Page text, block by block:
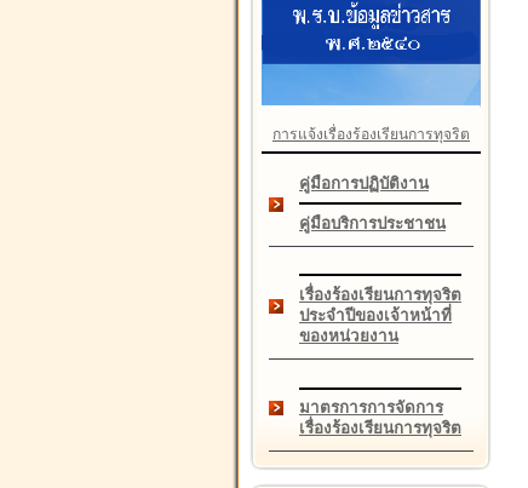
การแจ้งเรื่องร้องเรียนการทุจริต
คู่มือการปฏิบัติงาน
คู่มือบริการประชาชน
เรื่องร้องเรียนการทุจริต
ประจำปีของเจ้าหน้าที่
ของหน่วยงาน
มาตรการการจัดการ
เรื่องร้องเรียนการทุจริต